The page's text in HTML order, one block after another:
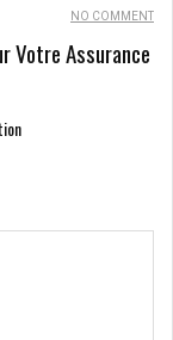
NO COMMENT
Votre Assurance